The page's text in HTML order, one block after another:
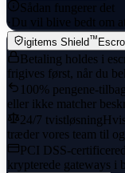
Sådan fungerer det
· Du vil blive bedt om
igitems Shield™
Betaling holdes i
frigives først, når du
100% pengene-
eller ikke matcher
24/7 tvistløsning
træder vores team til
PCI DSS-
krypterede gateways i